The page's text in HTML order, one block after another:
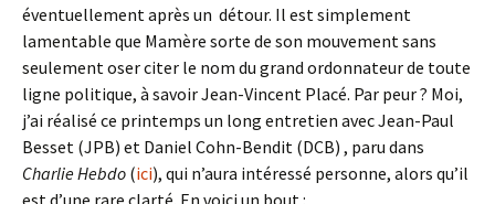
éventuellement après un détour. Il est simplement
lamentable que Mamère sorte de son mouvement sans
seulement oser citer le nom du grand ordonnateur de toute
ligne politique, à savoir Jean-Vincent Placé. Par peur ? Moi,
j’ai réalisé ce printemps un long entretien avec Jean-Paul
Besset (JPB) et Daniel Cohn-Bendit (DCB) , paru dans
Charlie Hebdo (ici), qui n’aura intéressé personne, alors qu’il
est d’une rare clarté. En voici un bout :